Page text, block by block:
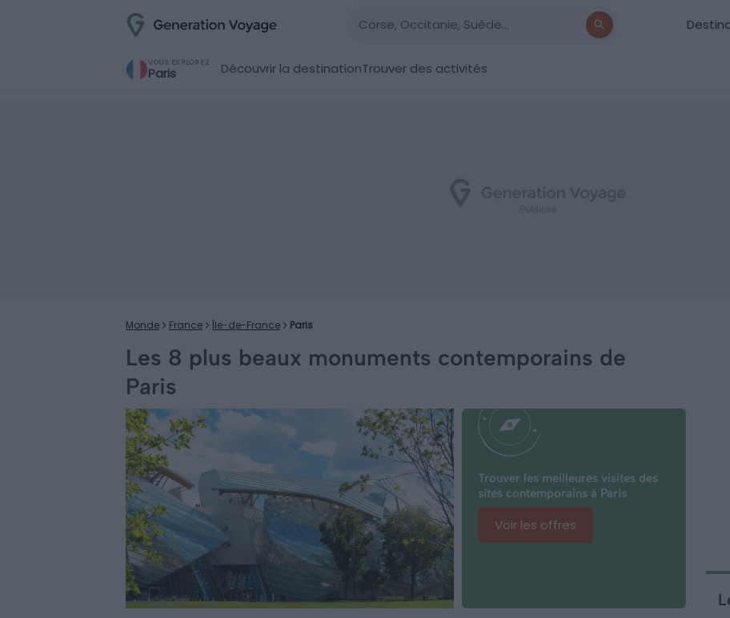
VOUS EXPLOREZ
Paris Découvrir la destinationTrouver des activités
Monde France Île-de-France Paris
Les 8 plus beaux monuments contemporains de
Paris
Trouver les meilleures visites des
sites contemporains à Paris
Voir les offres